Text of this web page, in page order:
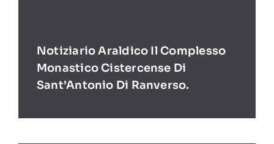
Notiziario Araldico Il Complesso
Monastico Cistercense Di
Sant’Antonio Di Ranverso.